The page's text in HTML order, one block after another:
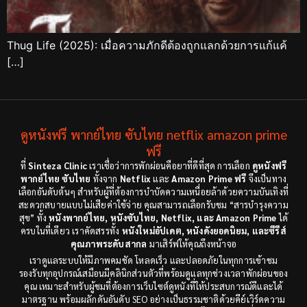
Thug Life (2025): เมื่อความภักดีต้องถูกแลกด้วยการแก้แค้
[…]
ดูหนังฟรี พากย์ไทย ซับไทย netflix amazon prime
ฟรี
ที่Sinteza Clinicเราเชื่อว่าการพักผ่อนคือยาที่ดีที่สุด การเลือก ดูหนังฟรี
พากย์ไทย ซับไทย ทั้งจาก NetflixและAmazon Prime ฟรี จึงเป็นทาง
เลือกอันดับต้นๆ สำหรับผู้ที่ต้องการบำบัดความเหนื่อยล้าด้วยความบันเทิงที่
สะดวกสบายแบบไม่เสียค่าใช้จ่าย คุณสามารถเลือกรับชม “สารบำรุงความ
สุข” ทั้งหนังพากย์ไทย, หนังซับไทย, Netflix, และ Amazon Primeได้
ครบในที่เดียว เราคัดสรรทั้ง หนังใหม่อัปเดต, หนังดังยอดนิยม, และซีรีส์
คุณภาพระดับสากล มาเสิร์ฟให้คุณถึงหน้าจอ
เราดูแลระบบให้มีภาพคมชัด โหลดเร็ว และปลอดภัยในทุกการเข้าชม
รองรับทุกอุปกรณ์เสมือนมีคลินิกส่วนตัวที่พร้อมดูแลทุกช่วงเวลาพักผ่อนของ
คุณ เหมาะสำหรับผู้ชมที่ต้องการเว็บไซต์ดูหนังที่ให้ประสบการณ์ดีและได้
มาตรฐาน พร้อมผลักดันอันดับ SEO อย่างเป็นธรรมชาติด้วยคีย์เวิร์ดความ